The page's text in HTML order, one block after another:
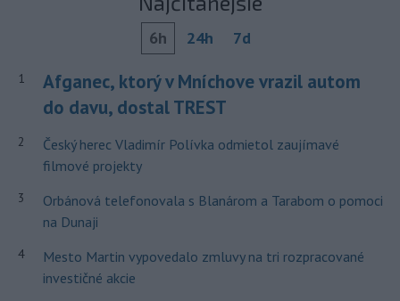
6h 24h 7d
1
Afganec, ktorý v Mníchove vrazil autom
do davu, dostal TREST
2
Český herec Vladimír Polívka odmietol zaujímavé
filmové projekty
3
Orbánová telefonovala s Blanárom a Tarabom o pomoci
na Dunaji
4
Mesto Martin vypovedalo zmluvy na tri rozpracované
investičné akcie